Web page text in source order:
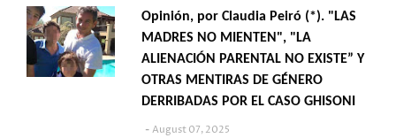
Opinión, por Claudia Peiró (*). "LAS
MADRES NO MIENTEN", "LA
ALIENACIÓN PARENTAL NO EXISTE” Y
OTRAS MENTIRAS DE GÉNERO
DERRIBADAS POR EL CASO GHISONI
August 07, 2025